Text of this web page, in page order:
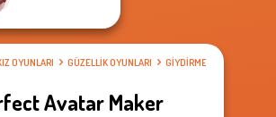
OYUNLARI GÜZELLIK OYUNLARI GIYDIRME OYUNLARI
Avatar Maker